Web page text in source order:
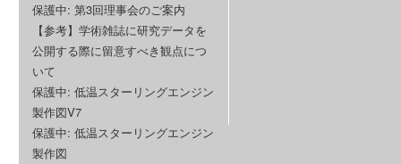
保護中: 第3回理事会のご案内
【参考】学術雑誌に研究データを
公開する際に留意すべき観点につ
いて
保護中: 低温スターリングエンジン
製作図V7
保護中: 低温スターリングエンジン
製作図